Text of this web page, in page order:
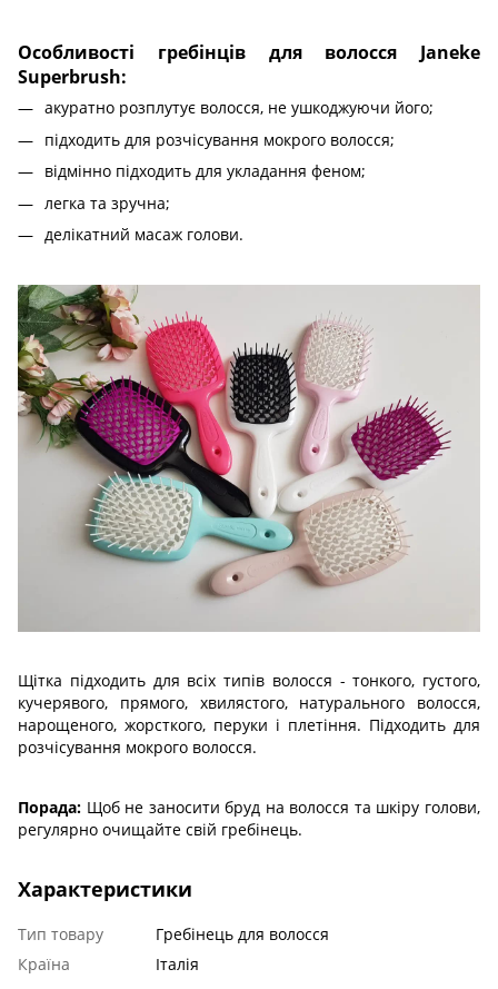
Особливості гребінців для волосся Janeke
Superbrush:
акуратно розплутує волосся, не ушкоджуючи його;
підходить для розчісування мокрого волосся;
відмінно підходить для укладання феном;
легка та зручна;
делікатний масаж голови.
Щітка підходить для всіх типів волосся - тонкого, густого,
кучерявого, прямого, хвилястого, натурального волосся,
нарощеного, жорсткого, перуки і плетіння. Підходить для
розчісування мокрого волосся.
Порада: Щоб не заносити бруд на волосся та шкіру голови,
регулярно очищайте свій гребінець.
Характеристики
Тип товару
Гребінець для волосся
Країна
Італія